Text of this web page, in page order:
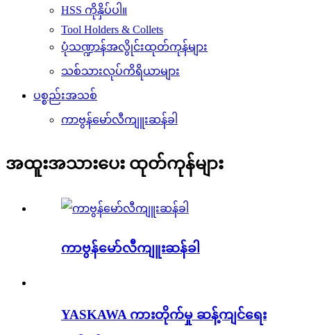
HSS ကိုနှိပ်ပါ။
Tool Holders & Collets
ပုံသဏ္ဍာန်အလွိုင်းထုတ်ကုန်များ
သစ်သားလုပ်ကိရိယာများ
ပစ္စည်းအသစ်
ကာဗွန်မော်လီကျူးဆန်ခါ
အထူးအသားပေး ထုတ်ကုန်များ
ကာဗွန်မော်လီကျူးဆန်ခါ
YASKAWA ကားတိုက်မှု ဆန့်ကျင်ရေး